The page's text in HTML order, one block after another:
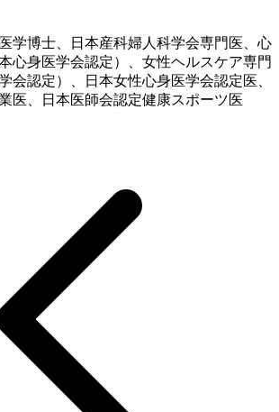
学博士、日本産科婦人科学会専門医、心
心身医学会認定）、女性ヘルスケア専門
会認定）、日本女性心身医学会認定医、
医、日本医師会認定健康スポーツ医